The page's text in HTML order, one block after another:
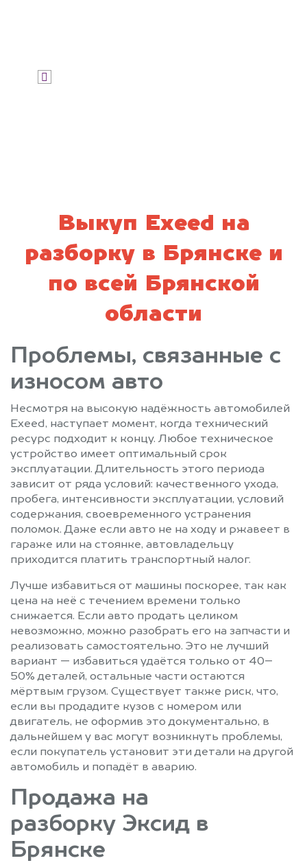
Выкуп Exeed на
разборку в Брянске и
по всей Брянской
области
Проблемы, связанные с
износом авто
Несмотря на высокую надёжность автомобилей
Exeed, наступает момент, когда технический
ресурс подходит к концу. Любое техническое
устройство имеет оптимальный срок
эксплуатации. Длительность этого периода
зависит от ряда условий: качественного ухода,
пробега, интенсивности эксплуатации, условий
содержания, своевременного устранения
поломок. Даже если авто не на ходу и ржавеет в
гараже или на стоянке, автовладельцу
приходится платить транспортный налог.
Лучше избавиться от машины поскорее, так как
цена на неё с течением времени только
снижается. Если авто продать целиком
невозможно, можно разобрать его на запчасти и
реализовать самостоятельно. Это не лучший
вариант — избавиться удаётся только от 40–
50% деталей, остальные части остаются
мёртвым грузом. Существует также риск, что,
если вы продадите кузов с номером или
двигатель, не оформив это документально, в
дальнейшем у вас могут возникнуть проблемы,
если покупатель установит эти детали на другой
автомобиль и попадёт в аварию.
Продажа на
разборку Эксид в
Брянске